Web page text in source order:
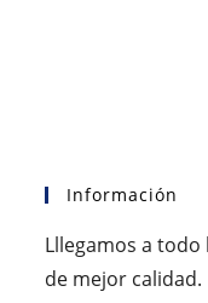
Información
Lllegamos a
de mejor calidad.